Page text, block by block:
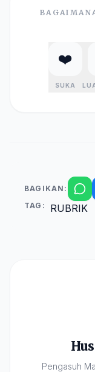
❤️
SUKA
BAGIKAN:
TAG:
RUBRIK
Pengasuh